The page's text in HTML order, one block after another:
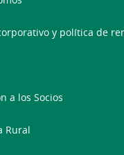
y política de
a los Socios
Rural